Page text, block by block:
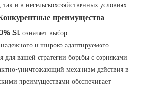
так и в несельскохозяйственных условиях.
преимущества
SL означает выбор
и широко адаптируемого
для вашей стратегии борьбы с сорняками.
уничтожающий механизм действия в
преимуществами обеспечивает